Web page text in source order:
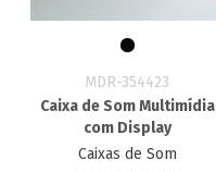
MDR-354423
Caixa de Som Multimídia
com Display
Caixas de Som